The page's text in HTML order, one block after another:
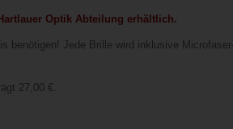
Optik Abteilung erhältlich.
benötigen! Jede Brille wird inklusive
27,00 €.